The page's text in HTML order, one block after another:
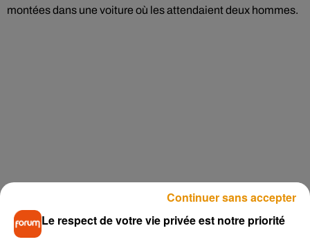
montées dans une voiture où les attendaient deux hommes.
Le respect de votre vie privée est notre priorité
Continuer sans accepter